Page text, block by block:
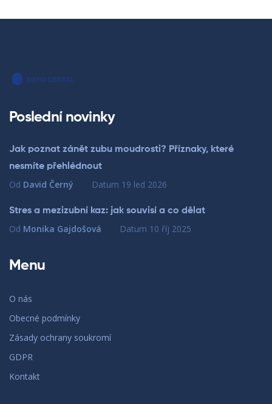
Poslední novinky
Jak poznat zánět zubu moudrosti? Příznaky, které
nesmíte přehlédnout
Od David Černý Datum 19 led 2026
Stres a mezizubní kaz: jak souvisí a co dělat
Od Monika Gajdošová Datum 10 říj 2025
Menu
O nás
Obecné podmínky
Zásady ochrany soukromí
GDPR
Kontakt